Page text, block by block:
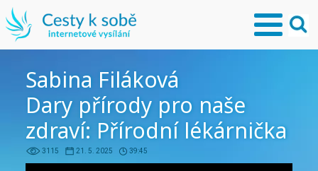
Sabina Filáková
Dary přírody pro naše
zdraví: Přírodní lékárnička
3115 21. 5. 2025 39:45